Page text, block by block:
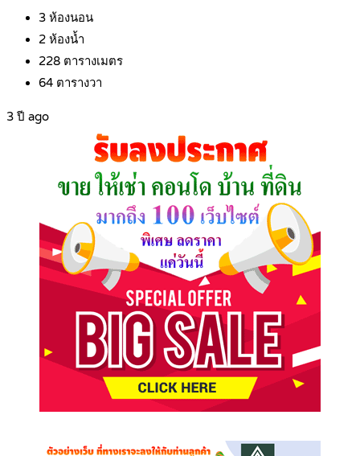
3 ห้องนอน
2 ห้องน้ำ
228 ตารางเมตร
64 ตารางวา
3 ปี ago